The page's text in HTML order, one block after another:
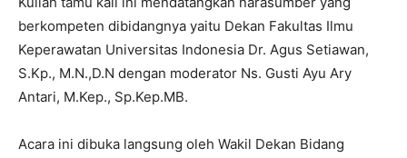
berkompeten dibidangnya yaitu Dekan Fakultas Ilmu
Keperawatan Universitas Indonesia Dr. Agus Setiawan,
S.Kp., M.N.,D.N dengan moderator Ns. Gusti Ayu Ary
Antari, M.Kep., Sp.Kep.MB.
Acara ini dibuka langsung oleh Wakil Dekan Bidang